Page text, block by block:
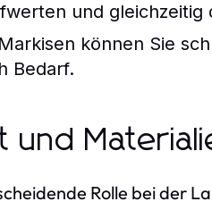
und
können Sie
Bedarf.
und
Rolle bei der